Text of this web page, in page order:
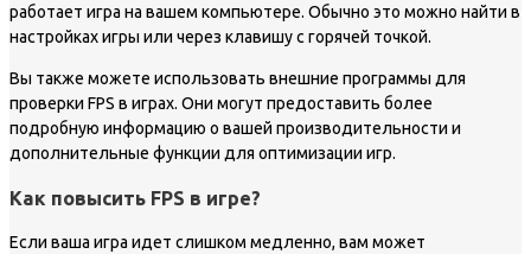
работает игра на вашем компьютере. Обычно это можно найти в
настройках игры или через клавишу с горячей точкой.
Вы также можете использовать внешние программы для
проверки FPS в играх. Они могут предоставить более
подробную информацию о вашей производительности и
дополнительные функции для оптимизации игр.
Как повысить FPS в игре?
Если ваша игра идет слишком медленно, вам может